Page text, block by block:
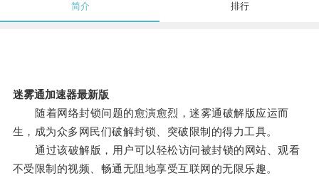
简介 排行
迷雾通加速器最新版
随着网络封锁问题的愈演愈烈，迷雾通破解版应运而
生，成为众多网民们破解封锁、突破限制的得力工具。
通过该破解版，用户可以轻松访问被封锁的网站、观看
不受限制的视频、畅通无阻地享受互联网的无限乐趣。